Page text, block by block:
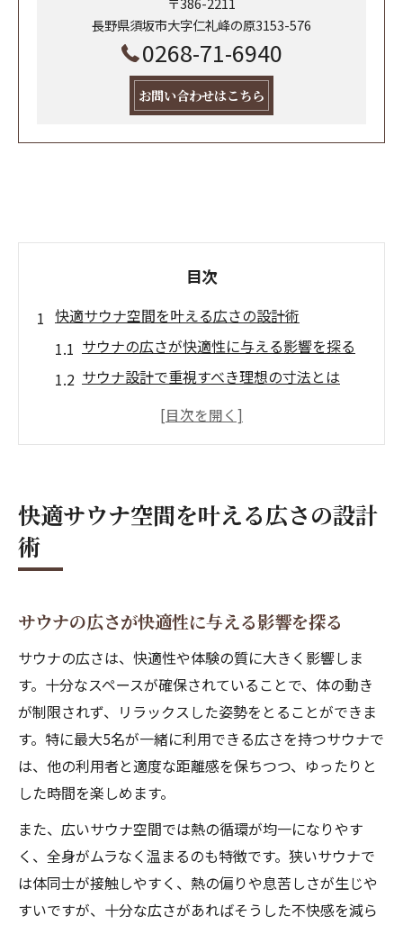
長野県須坂市大字仁礼峰の原3153-576
0268-71-6940
お問い合わせはこちら
目次
快適サウナ空間を叶える広さの設計術
サウナの広さが快適性に与える影響を探る
サウナ設計で重視すべき理想の寸法とは
サウナ図面から読み解く空間バランスの工
サウナ図面と間取りで考える理想の広さ
サウナ設計時のベンチ寸法と配置のポイン
家庭用サウナに適したサイズと間取り事例
サウナ施設平面図で見る快適空間の作り方
サウナ間取りが快適性に与える影響を解説
家庭用サウナの適切なサイズ選びとは
家庭用サウナ設計で重視すべき広さの基準
家族構成に合わせた家庭用サウナサイズの
選択法
サウナベンチ寸法と快適な家庭空間の関係
自宅サウナ設置時に参考になるサイズ事例
快適サウナ空間を叶える広さの設計
術
サウナの広さが快適性に与える影響を探る
サウナの広さは、快適性や体験の質に大きく影響しま
す。十分なスペースが確保されていることで、体の動き
が制限されず、リラックスした姿勢をとることができま
す。特に最大5名が一緒に利用できる広さを持つサウナで
は、他の利用者と適度な距離感を保ちつつ、ゆったりと
した時間を楽しめます。
また、広いサウナ空間では熱の循環が均一になりやす
く、全身がムラなく温まるのも特徴です。狭いサウナで
は体同士が接触しやすく、熱の偏りや息苦しさが生じや
すいですが、十分な広さがあればそうした不快感を減ら